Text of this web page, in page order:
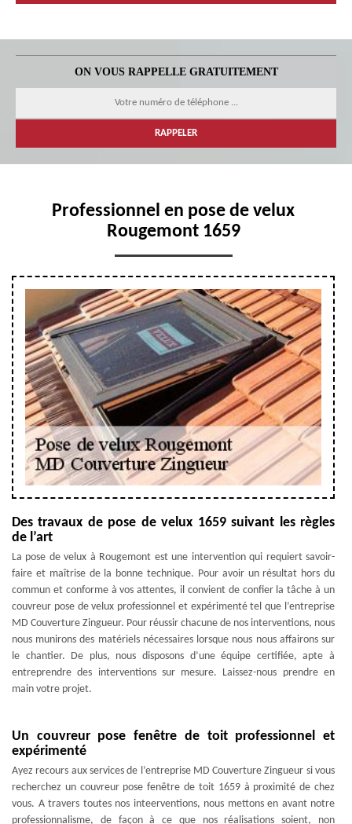
ON VOUS RAPPELLE GRATUITEMENT
Professionnel en pose de velux
Rougemont 1659
Des travaux de pose de velux 1659 suivant les règles
de l’art
La pose de velux à Rougemont est une intervention qui requiert savoir-
faire et maîtrise de la bonne technique. Pour avoir un résultat hors du
commun et conforme à vos attentes, il convient de confier la tâche à un
couvreur pose de velux professionnel et expérimenté tel que l’entreprise
MD Couverture Zingueur. Pour réussir chacune de nos interventions, nous
nous munirons des matériels nécessaires lorsque nous nous affairons sur
le chantier. De plus, nous disposons d’une équipe certifiée, apte à
entreprendre des interventions sur mesure. Laissez-nous prendre en
main votre projet.
Un couvreur pose fenêtre de toit professionnel et
expérimenté
Ayez recours aux services de l’entreprise MD Couverture Zingueur si vous
recherchez un couvreur pose fenêtre de toit 1659 à proximité de chez
vous. A travers toutes nos inteerventions, nous mettons en avant notre
professionnalisme, de façon à ce que nos réalisations soient, non